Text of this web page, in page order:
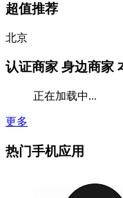
超值推荐
北京
认证商家 身边商家
正在加载中...
更多
热门手机应用